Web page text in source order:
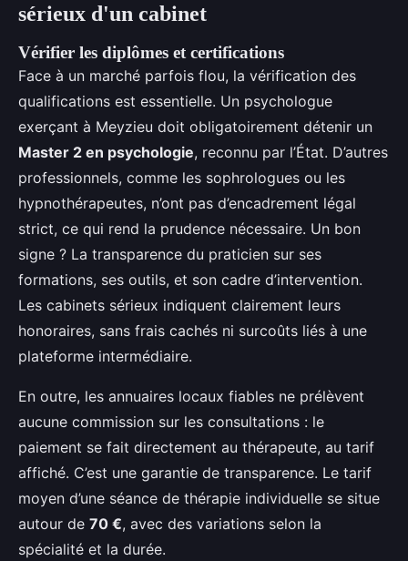
sérieux d'un cabinet
Vérifier les diplômes et certifications
Face à un marché parfois flou, la vérification des
qualifications est essentielle. Un psychologue
exerçant à Meyzieu doit obligatoirement détenir un
Master 2 en psychologie, reconnu par l’État. D’autres
professionnels, comme les sophrologues ou les
hypnothérapeutes, n’ont pas d’encadrement légal
strict, ce qui rend la prudence nécessaire. Un bon
signe ? La transparence du praticien sur ses
formations, ses outils, et son cadre d’intervention.
Les cabinets sérieux indiquent clairement leurs
honoraires, sans frais cachés ni surcoûts liés à une
plateforme intermédiaire.
En outre, les annuaires locaux fiables ne prélèvent
aucune commission sur les consultations : le
paiement se fait directement au thérapeute, au tarif
affiché. C’est une garantie de transparence. Le tarif
moyen d’une séance de thérapie individuelle se situe
autour de 70 €, avec des variations selon la
spécialité et la durée.